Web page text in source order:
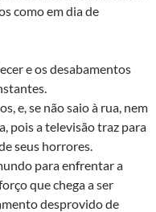
como em dia de
e os desabamentos
e, se não saio à rua, nem
pois a televisão traz para
seus horrores.
para enfrentar a
que chega a ser
desprovido de